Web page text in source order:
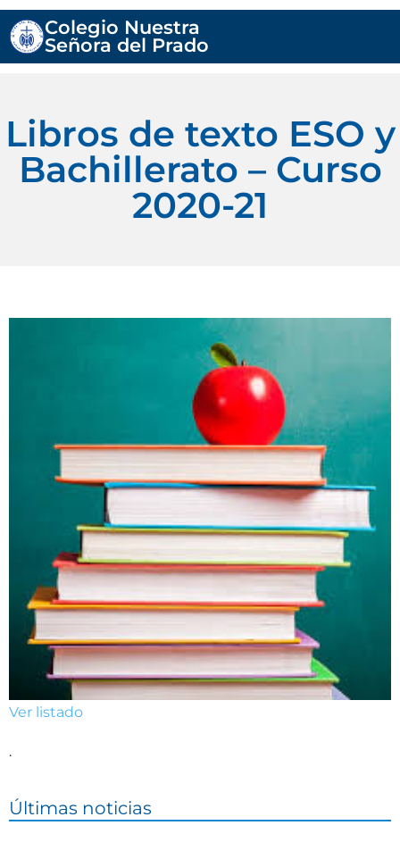
Colegio Nuestra
Señora del Prado
Libros de texto ESO y
Bachillerato – Curso
2020-21
Ver listado
.
Últimas noticias